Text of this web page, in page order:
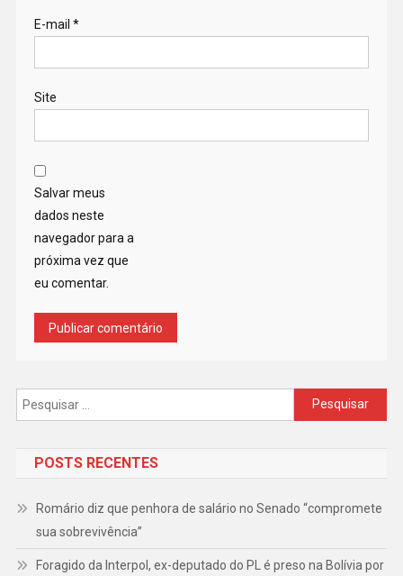
E-mail *
Site
Salvar meus
dados neste
navegador para a
próxima vez que
eu comentar.
Pesquisar
por:
POSTS RECENTES
Romário diz que penhora de salário no Senado “compromete
sua sobrevivência”
Foragido da Interpol, ex-deputado do PL é preso na Bolívia por